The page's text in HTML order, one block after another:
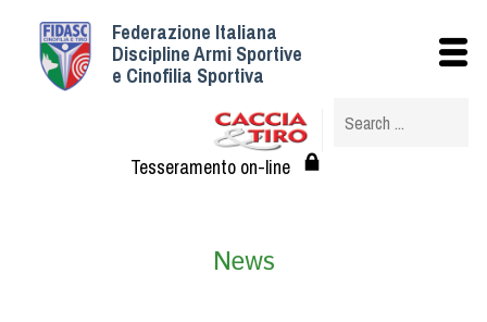
Federazione Italiana
Discipline Armi Sportive
e Cinofilia Sportiva
Tesseramento on-line
News
Istituzionale
Struttura
Albo Veterinari federali
Statuto e Regolamenti